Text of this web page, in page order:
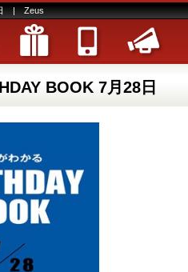
日 | Zeus
BOOK 7月28日